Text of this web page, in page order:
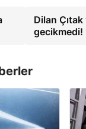
Dilan Çıtak
gecikmedi!